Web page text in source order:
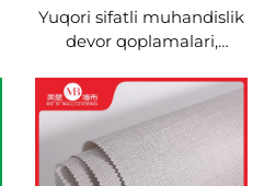
Yuqori sifatli muhandislik
devor qoplamalari,
o'tmish xonasi,
mehmonxona, uy-ro'zg'or
paxta va linnen bir rangli
devor qoplamasi, yengil